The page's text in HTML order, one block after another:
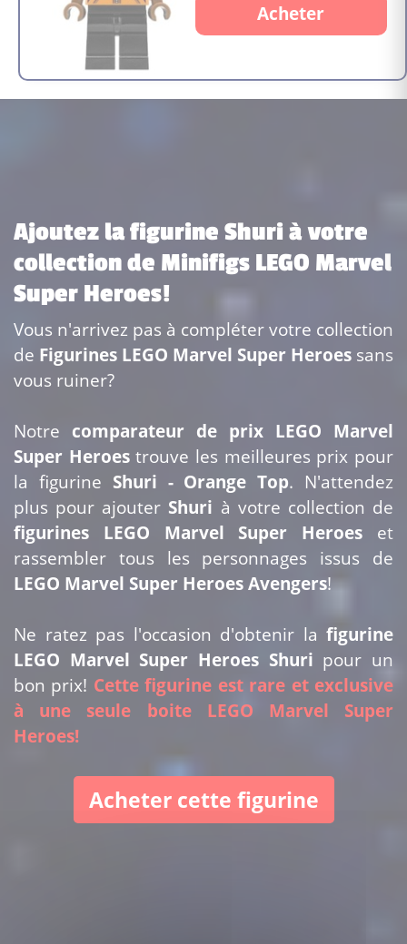
Acheter
Ajoutez la figurine Shuri à votre
collection de Minifigs LEGO Marvel
Super Heroes!
Vous n'arrivez pas à compléter votre collection
de Figurines LEGO Marvel Super Heroes sans
vous ruiner?
Notre comparateur de prix LEGO Marvel
Super Heroestrouve les meilleures prix pour
la figurine Shuri - Orange Top. N'attendez
plus pour ajouter Shuri à votre collection de
figurines LEGO Marvel Super Heroes et
rassembler tous les personnages issus de
LEGO Marvel Super Heroes Avengers!
Ne ratez pas l'occasion d'obtenir la figurine
LEGO Marvel Super Heroes Shuri pour un
bon prix! Cette figurine est rare et exclusive
à une seule boite LEGO Marvel Super
Heroes!
Acheter cette figurine